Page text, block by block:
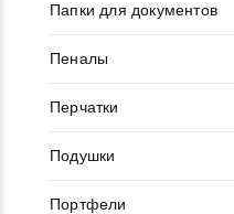
Папки для документов
Пеналы
Перчатки
Подушки
Портфели